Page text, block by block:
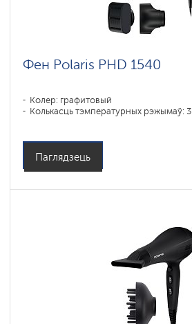
Фен Polaris PHD 1540
Колер: графитовый
Колькасць тэмпературных рэжымаў: 3
Паглядзець